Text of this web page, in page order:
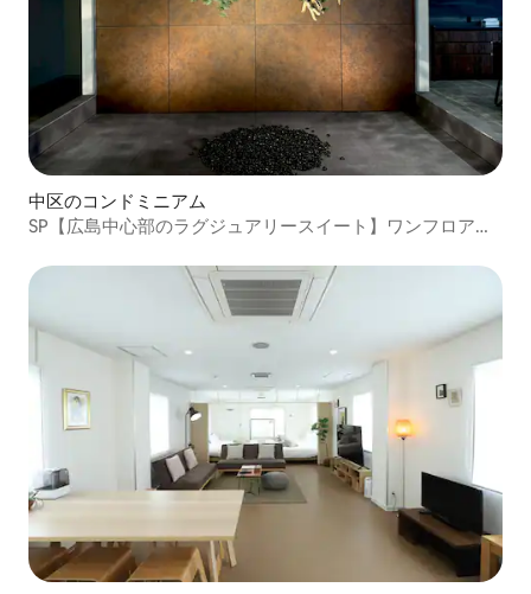
中区のコンドミニアム
SP【広島中心部のラグジュアリースイート】ワンフロア貸